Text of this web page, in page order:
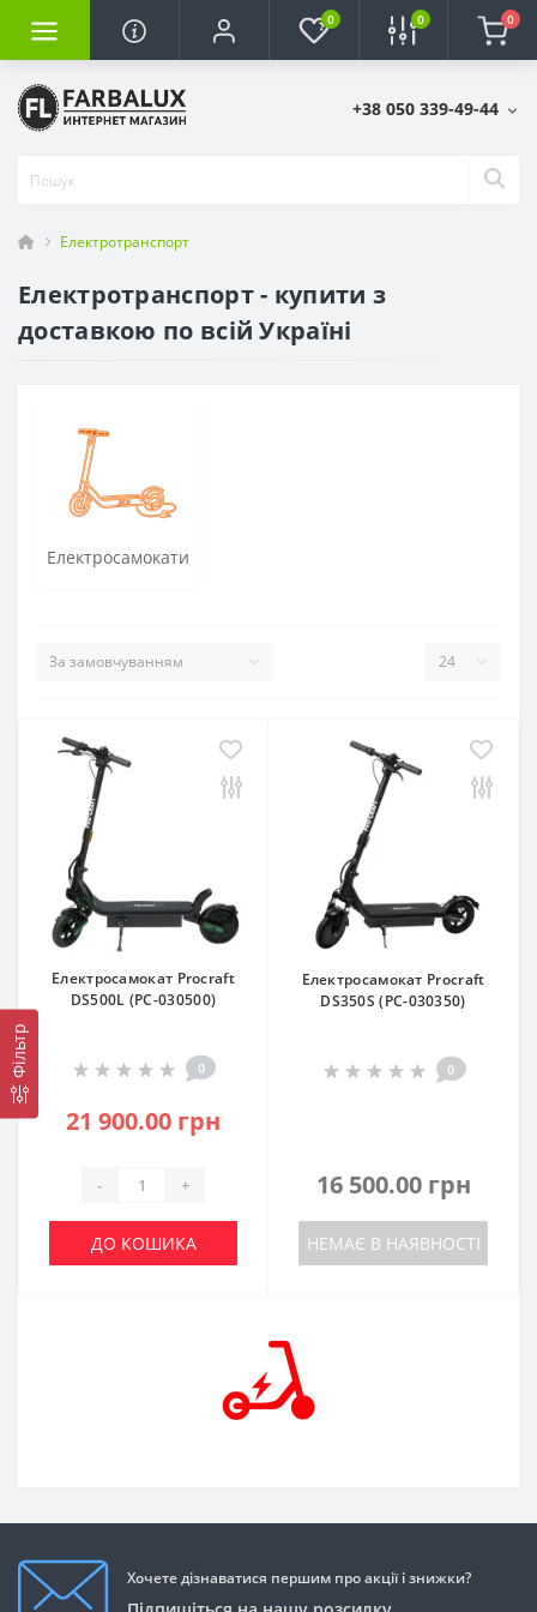
0 0 0
+38 050 339-49-44
Електротранспорт
Електротранспорт - купити з
доставкою по всій Україні
Фільтр
Електросамокати
Електросамокат Procraft
DS500L (PC-030500)
0
21 900.00 грн
- +
ДО КОШИКА
Електросамокат Procraft
DS350S (PC-030350)
0
16 500.00 грн
НЕМАЄ В НАЯВНОСТІ
Хочете дізнаватися першим про акції і знижки?